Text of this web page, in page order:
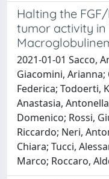
Halting the
tumor activity
2021-01-01 Sacco,
Giacomini, Arianna;
Federica; Todoerti,
Anastasia,
Domenico; Rossi,
Riccardo; Neri,
Chiara; Tucci,
Marco; Roccaro,